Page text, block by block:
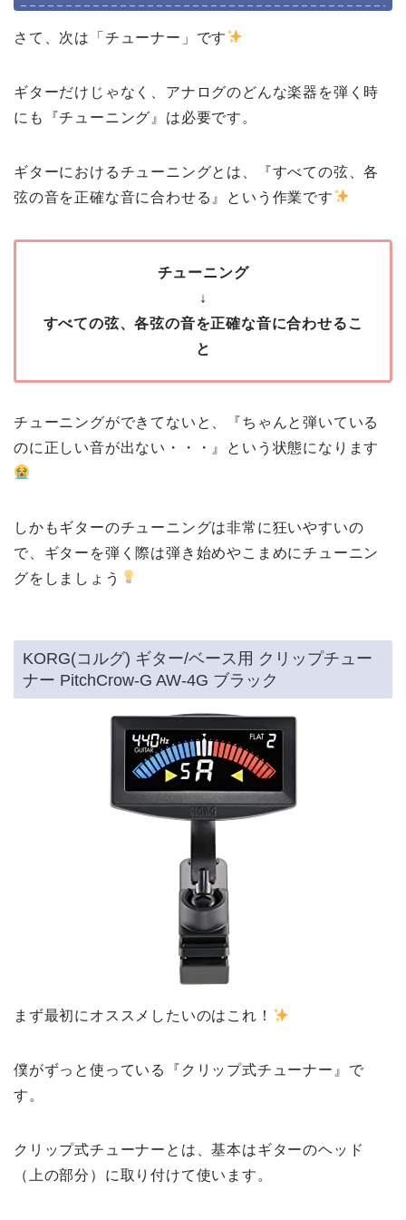
さて、次は「チューナー」です
ギターだけじゃなく、アナログのどんな楽器を弾く時
にも『チューニング』は必要です。
ギターにおけるチューニングとは、『すべての弦、各
弦の音を正確な音に合わせる』という作業です
チューニング
↓
すべての弦、各弦の音を正確な音に合わせるこ
と
チューニングができてないと、『ちゃんと弾いている
のに正しい音が出ない・・・』という状態になります
しかもギターのチューニングは非常に狂いやすいの
で、ギターを弾く際は弾き始めやこまめにチューニン
グをしましょう
KORG(コルグ) ギター/ベース用 クリップチュー
ナー PitchCrow-G AW-4G ブラック
まず最初にオススメしたいのはこれ！
僕がずっと使っている『クリップ式チューナー』で
す。
クリップ式チューナーとは、基本はギターのヘッド
（上の部分）に取り付けて使います。